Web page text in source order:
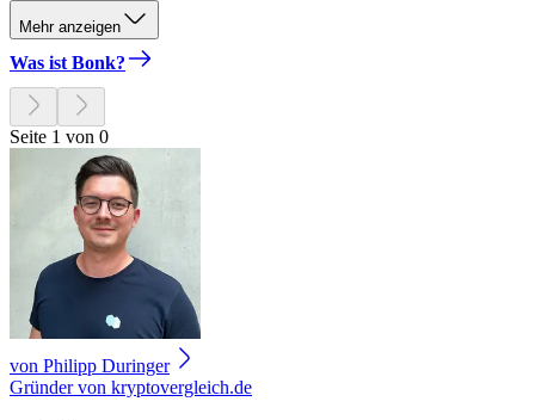
Mehr anzeigen
Was ist Bonk?
Seite 1 von 0
von Philipp Duringer
Gründer von kryptovergleich.de